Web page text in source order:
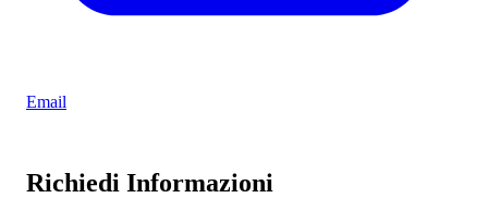
Email
Richiedi Informazioni